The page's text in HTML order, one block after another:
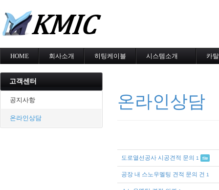
HOME 회사소개 히팅케이블
지붕융설
시스템소개
동파방지
소화배관투입형
카
고객센터
공지사항
온라인상담
온라인상담
도로열선공사 시공견적 문의 1 file
공장 내 스노우멜팅 견적 문의 건 1